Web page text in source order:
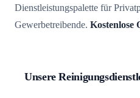
Dienstleistungspalette für
Gewerbetreibende. Kostenlose
Unsere